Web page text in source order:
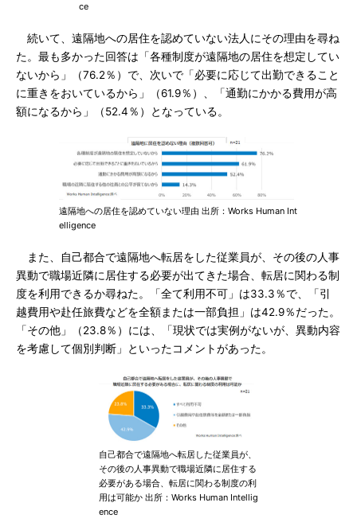
ce
続いて、遠隔地への居住を認めていない法人にその理由を尋ね
た。最も多かった回答は「各種制度が遠隔地の居住を想定してい
ないから」（76.2％）で、次いで「必要に応じて出勤できること
に重きをおいているから」（61.9％）、「通勤にかかる費用が高
額になるから」（52.4％）となっている。
遠隔地への居住を認めていない理由 出所：Works Human Int
elligence
また、自己都合で遠隔地へ転居をした従業員が、その後の人事
異動で職場近隣に居住する必要が出てきた場合、転居に関わる制
度を利用できるか尋ねた。「全て利用不可」は33.3％で、「引
越費用や赴任旅費などを全額または一部負担」は42.9％だった。
「その他」（23.8％）には、「現状では実例がないが、異動内容
を考慮して個別判断」といったコメントがあった。
自己都合で遠隔地へ転居した従業員が、
その後の人事異動で職場近隣に居住する
必要がある場合、転居に関わる制度の利
用は可能か 出所：Works Human Intellig
ence